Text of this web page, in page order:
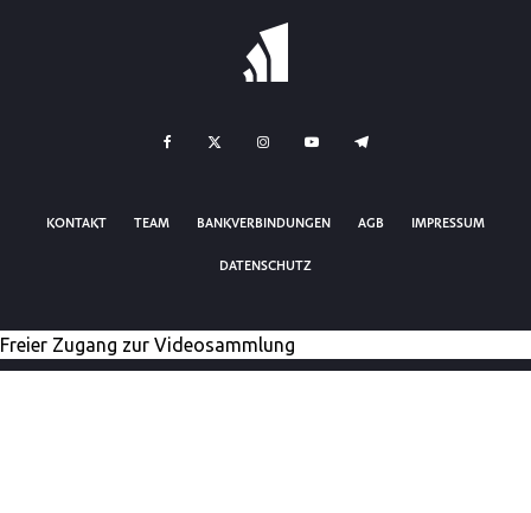
KONTAKT TEAM BANKVERBINDUNGEN AGB IMPRESSUM
DATENSCHUTZ